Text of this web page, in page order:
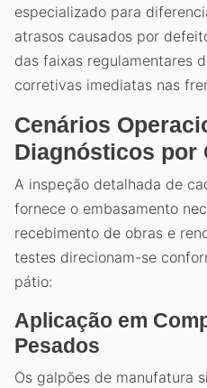
especializado para
atrasos causados por
das faixas regulamentares
corretivas imediatas nas
Cenários
Diagnósticos por
A inspeção detalhada de
fornece o embasamento
recebimento de obras e
testes direcionam-se
pátio:
Aplicação em
Pesados
Os galpões de manufatura